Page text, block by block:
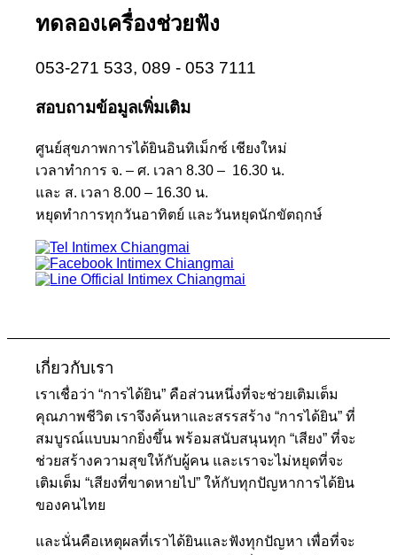
ทดลองเครื่องช่วยฟัง
053-271 533, 089 - 053 7111
สอบถามข้อมูลเพิ่มเติม
ศูนย์สุขภาพการได้ยินอินทิเม็กซ์ เชียงใหม่
เวลาทำการ จ. – ศ. เวลา 8.30 – 16.30 น.
และ ส. เวลา 8.00 – 16.30 น.
หยุดทำการทุกวันอาทิตย์ และวันหยุดนักขัตฤกษ์
เกี่ยวกับเรา
เราเชื่อว่า “การได้ยิน” คือส่วนหนึ่งที่จะช่วยเติมเต็ม
คุณภาพชีวิต เราจึงค้นหาและสรรสร้าง “การได้ยิน” ที่
สมบูรณ์แบบมากยิ่งขึ้น พร้อมสนับสนุนทุก “เสียง” ที่จะ
ช่วยสร้างความสุขให้กับผู้คน และเราจะไม่หยุดที่จะ
เติมเต็ม “เสียงที่ขาดหายไป” ให้กับทุกปัญหาการได้ยิน
ของคนไทย
และนั่นคือเหตุผลที่เราได้ยินและฟังทุกปัญหา เพื่อที่จะ